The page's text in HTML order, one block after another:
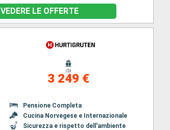
VEDERE LE OFFERTE
da
3 249 €
Pensione Completa
Cucina Norvegese e Internazionale
Sicurezza e rispetto dell'ambiente